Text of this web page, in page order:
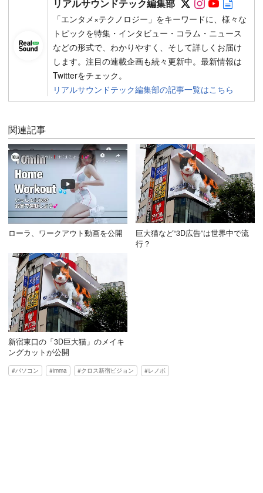
リアルサウンドテック編集部
「エンタメ×テクノロジー」をキーワードに、様々な
トピックを特集・インタビュー・コラム・ニュース
などの形式で、わかりやすく、そして詳しくお届け
します。注目の連載企画も続々更新中。最新情報は
Twitterをチェック。
リアルサウンドテック編集部の記事一覧はこちら
関連記事
ローラ、ワークアウト動画を公開
巨大猫など“3D広告”は世界中で流
行？
新宿東口の「3D巨大猫」のメイキ
ングカットが公開
パソコン imma クロス新宿ビジョン レノボ